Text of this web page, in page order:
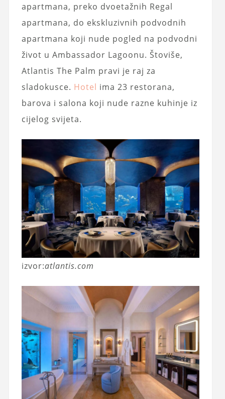
apartmana, preko dvoetažnih Regal
apartmana, do ekskluzivnih podvodnih
apartmana koji nude pogled na podvodni
život u Ambassador Lagoonu. Štoviše,
Atlantis The Palm pravi je raj za
sladokusce. Hotel ima 23 restorana,
barova i salona koji nude razne kuhinje iz
cijelog svijeta.
izvor:atlantis.com